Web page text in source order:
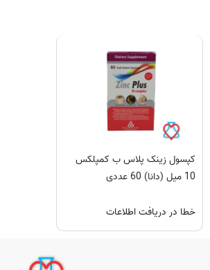
کپسول زینک پلاس ب کمپلکس
10 میل (دانا) 60 عددی
خطا در دریافت اطلاعات